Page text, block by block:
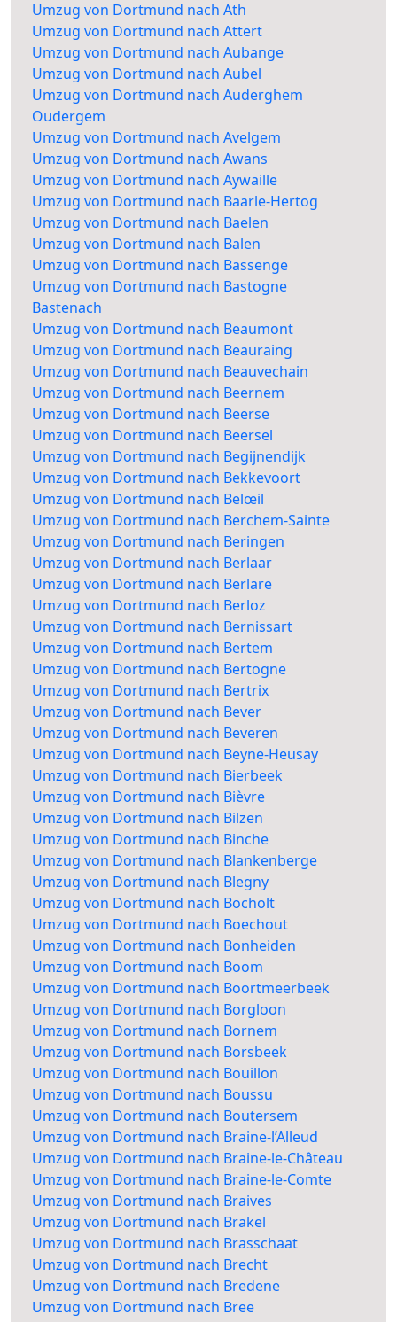
Umzug von Dortmund nach Ath
Umzug von Dortmund nach Attert
Umzug von Dortmund nach Aubange
Umzug von Dortmund nach Aubel
Umzug von Dortmund nach Auderghem
Oudergem
Umzug von Dortmund nach Avelgem
Umzug von Dortmund nach Awans
Umzug von Dortmund nach Aywaille
Umzug von Dortmund nach Baarle-Hertog
Umzug von Dortmund nach Baelen
Umzug von Dortmund nach Balen
Umzug von Dortmund nach Bassenge
Umzug von Dortmund nach Bastogne
Bastenach
Umzug von Dortmund nach Beaumont
Umzug von Dortmund nach Beauraing
Umzug von Dortmund nach Beauvechain
Umzug von Dortmund nach Beernem
Umzug von Dortmund nach Beerse
Umzug von Dortmund nach Beersel
Umzug von Dortmund nach Begijnendijk
Umzug von Dortmund nach Bekkevoort
Umzug von Dortmund nach Belœil
Umzug von Dortmund nach Berchem-Sainte
Umzug von Dortmund nach Beringen
Umzug von Dortmund nach Berlaar
Umzug von Dortmund nach Berlare
Umzug von Dortmund nach Berloz
Umzug von Dortmund nach Bernissart
Umzug von Dortmund nach Bertem
Umzug von Dortmund nach Bertogne
Umzug von Dortmund nach Bertrix
Umzug von Dortmund nach Bever
Umzug von Dortmund nach Beveren
Umzug von Dortmund nach Beyne-Heusay
Umzug von Dortmund nach Bierbeek
Umzug von Dortmund nach Bièvre
Umzug von Dortmund nach Bilzen
Umzug von Dortmund nach Binche
Umzug von Dortmund nach Blankenberge
Umzug von Dortmund nach Blegny
Umzug von Dortmund nach Bocholt
Umzug von Dortmund nach Boechout
Umzug von Dortmund nach Bonheiden
Umzug von Dortmund nach Boom
Umzug von Dortmund nach Boortmeerbeek
Umzug von Dortmund nach Borgloon
Umzug von Dortmund nach Bornem
Umzug von Dortmund nach Borsbeek
Umzug von Dortmund nach Bouillon
Umzug von Dortmund nach Boussu
Umzug von Dortmund nach Boutersem
Umzug von Dortmund nach Braine-l’Alleud
Umzug von Dortmund nach Braine-le-Château
Umzug von Dortmund nach Braine-le-Comte
Umzug von Dortmund nach Braives
Umzug von Dortmund nach Brakel
Umzug von Dortmund nach Brasschaat
Umzug von Dortmund nach Brecht
Umzug von Dortmund nach Bredene
Umzug von Dortmund nach Bree